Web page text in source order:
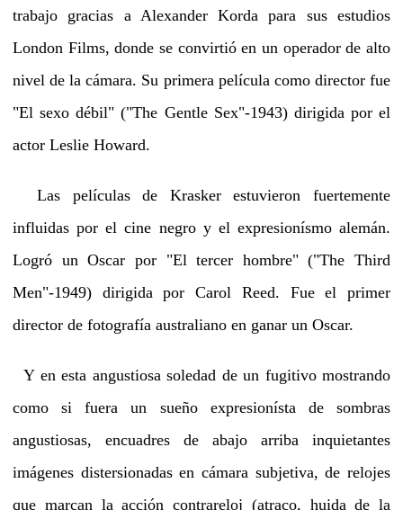
trabajo gracias a Alexander Korda para sus estudios
London Films, donde se convirtió en un operador de alto
nivel de la cámara. Su primera película como director fue
"El sexo débil" ("The Gentle Sex"-1943) dirigida por el
actor Leslie Howard.
Las películas de Krasker estuvieron fuertemente
influidas por el cine negro y el expresionísmo alemán.
Logró un Oscar por "El tercer hombre" ("The Third
Men"-1949) dirigida por Carol Reed. Fue el primer
director de fotografía australiano en ganar un Oscar.
Y en esta angustiosa soledad de un fugitivo mostrando
como si fuera un sueño expresionísta de sombras
angustiosas, encuadres de abajo arriba inquietantes
imágenes distersionadas en cámara subjetiva, de relojes
que marcan la acción contrareloj (atraco, huida de la